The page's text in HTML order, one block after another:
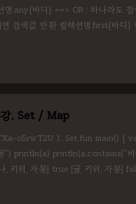
.any{바디} ==> OR : 하나라도
면 검색값 반환 컬렉션명.first{바
Exception을 발생하므로 Null을 반
. Set / Map
o5rwT2U 1. Set fun main() {
") println(a) println(a.contains("
, 키위, 자몽] true [귤, 키위, 자몽
5252 to "임꺽정")